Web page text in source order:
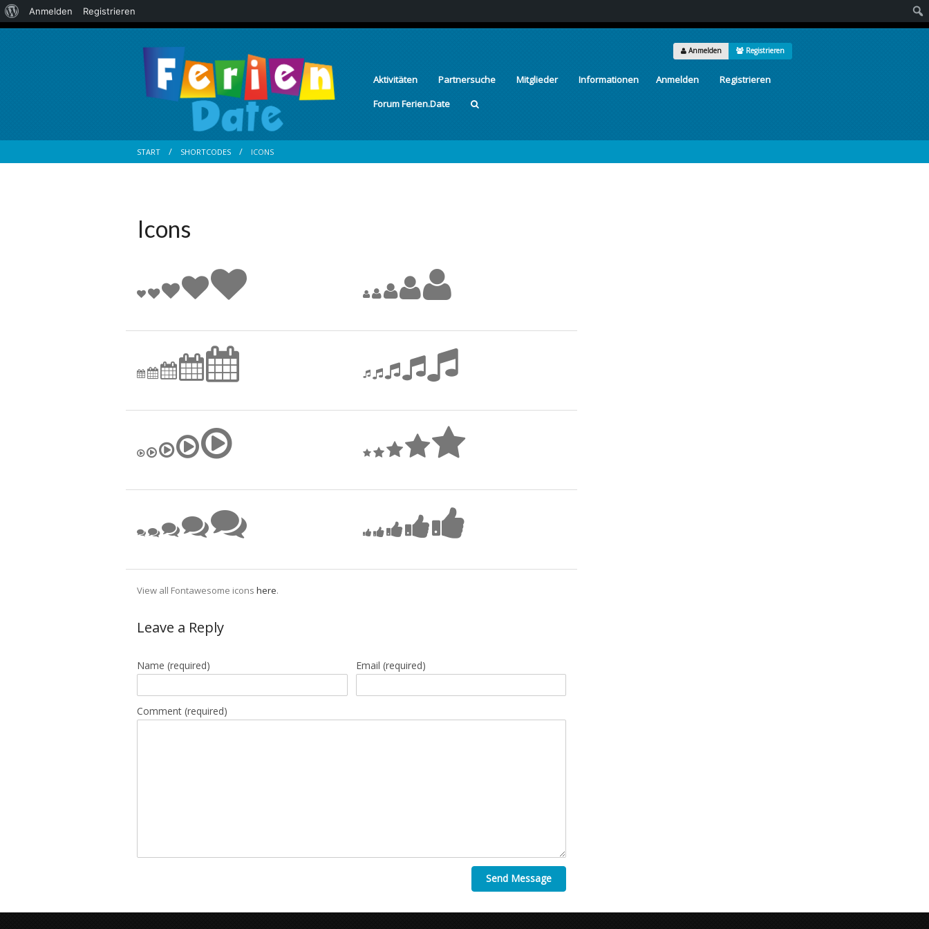
Über
WordPress
Anmelden
Registrieren
Anmelden Registrieren
Aktivitäten Partnersuche Mitglieder Informationen Anmelden
Registrieren
Forum Ferien.Date
START SHORTCODES ICONS
Icons
View all Fontawesome icons here.
Leave a Reply
Name (required) Email (required)
Comment (required)
Send Message